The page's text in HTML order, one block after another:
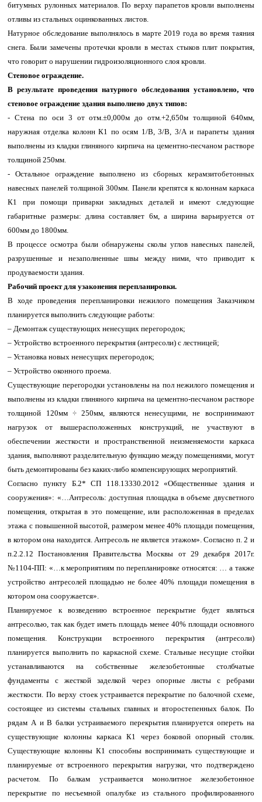
битумных рулонных материалов. По верху парапетов кровли выполнены
отливы из стальных оцинкованных листов.
Натурное обследование выполнялось в марте 2019 года во время таяния
снега. Были замечены протечки кровли в местах стыков плит покрытия,
что говорит о нарушении гидроизоляционного слоя кровли.
Стеновое ограждение.
В результате проведения натурного обследования установлено, что
стеновое ограждение здания выполнено двух типов:
- Стена по оси 3 от отм.±0,000м до отм.+2,650м толщиной 640мм,
наружная отделка колонн К1 по осям 1/В, 3/В, 3/А и парапеты здания
выполнены из кладки глиняного кирпича на цементно-песчаном растворе
толщиной 250мм.
- Остальное ограждение выполнено из сборных керамзитобетонных
навесных панелей толщиной 300мм. Панели крепятся к колоннам каркаса
К1 при помощи приварки закладных деталей и имеют следующие
габаритные размеры: длина составляет 6м, а ширина варьируется от
600мм до 1800мм.
В процессе осмотра были обнаружены сколы углов навесных панелей,
разрушенные и незаполненные швы между ними, что приводит к
продуваемости здания.
Рабочий проект для узаконения перепланировки.
В ходе проведения перепланировки нежилого помещения Заказчиком
планируется выполнить следующие работы:
– Демонтаж существующих ненесущих перегородок;
– Устройство встроенного перекрытия (антресоли) с лестницей;
– Установка новых ненесущих перегородок;
– Устройство оконного проема.
Существующие перегородки установлены на пол нежилого помещения и
выполнены из кладки глиняного кирпича на цементно-песчаном растворе
толщиной 120мм ÷ 250мм, являются ненесущими, не воспринимают
нагрузок от вышерасположенных конструкций, не участвуют в
обеспечении жесткости и пространственной неизменяемости каркаса
здания, выполняют разделительную функцию между помещениями, могут
быть демонтированы без каких-либо компенсирующих мероприятий.
Согласно пункту Б.2* СП 118.13330.2012 «Общественные здания и
сооружения»: «…Антресоль: доступная площадка в объеме двусветного
помещения, открытая в это помещение, или расположенная в пределах
этажа с повышенной высотой, размером менее 40% площади помещения,
в котором она находится. Антресоль не является этажом». Согласно п. 2 и
п.2.2.12 Постановления Правительства Москвы от 29 декабря 2017г.
№1104-ПП: «…к мероприятиям по перепланировке относятся: … а также
устройство антресолей площадью не более 40% площади помещения в
котором она сооружается».
Планируемое к возведению встроенное перекрытие будет являться
антресолью, так как будет иметь площадь менее 40% площади основного
помещения. Конструкции встроенного перекрытия (антресоли)
планируется выполнить по каркасной схеме. Стальные несущие стойки
устанавливаются на собственные железобетонные столбчатые
фундаменты с жесткой заделкой через опорные листы с ребрами
жесткости. По верху стоек устраивается перекрытие по балочной схеме,
состоящее из системы стальных главных и второстепенных балок. По
рядам А и В балки устраиваемого перекрытия планируется опереть на
существующие колонны каркаса К1 через боковой опорный столик.
Существующие колонны К1 способны воспринимать существующие и
планируемые от встроенного перекрытия нагрузки, что подтверждено
расчетом. По балкам устраивается монолитное железобетонное
перекрытие по несъемной опалубке из стального профилированного